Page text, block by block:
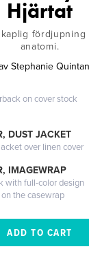
Hjärtat
fördjupning
anatomi.
Stephanie
on cover stock
DUST JACKET
over linen cover
IMAGEWRAP
with full-color design
the casewrap